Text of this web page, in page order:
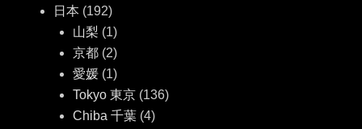
日本 (192)
山梨 (1)
京都(2)
愛媛(1)
Tokyo 東京(136)
Chiba 千葉(4)